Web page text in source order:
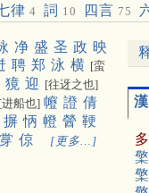
律 4 詞 10 四言 75
净 盛 圣 政 映
聘 郑 泳 横 [蛮
獍 迎 [往迓之也]
[进船也] 㡧 證 倩
摒 怲 㡠 醟 鞕
牚 倞 [更多…]